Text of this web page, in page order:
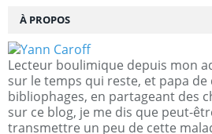
À PROPOS
Lecteur boulimique depuis mon
sur le temps qui reste, et papa de
bibliophages, en partageant des
sur ce blog, je me dis que peut-
transmettre un peu de cette